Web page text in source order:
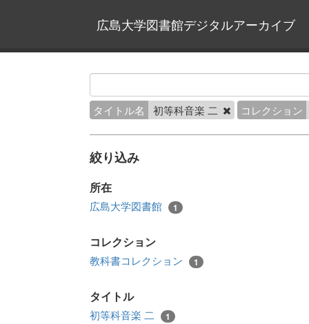
広島大学図書館デジタルアーカイブ
タイトル名 初等科音楽 二 コレクション
絞り込み
所在
広島大学図書館 1
コレクション
教科書コレクション 1
タイトル
初等科音楽 二 1